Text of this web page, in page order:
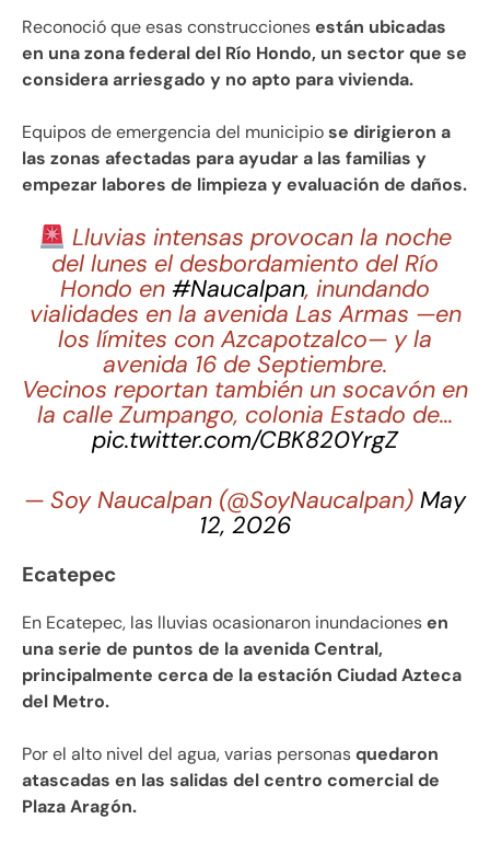
Reconoció que esas construccionesestán ubicadas
en una zona federal del Río Hondo, un sector que se
considera arriesgado y no apto para vivienda.
Equipos de emergencia del municipiose dirigieron a
las zonas afectadas para ayudar a las familias y
empezar labores de limpieza y evaluación de daños.
Lluvias intensas provocan la noche
del lunes el desbordamiento del Río
Hondo en #Naucalpan, inundando
vialidades en la avenida Las Armas —en
los límites con Azcapotzalco— y la
avenida 16 de Septiembre.
Vecinos reportan también un socavón en
la calle Zumpango, colonia Estado de…
pic.twitter.com/CBK820YrgZ
— Soy Naucalpan (@SoyNaucalpan) May
12, 2026
Ecatepec
En Ecatepec, las lluvias ocasionaron inundacionesen
una serie de puntos de la avenida Central,
principalmente cerca de la estación Ciudad Azteca
del Metro.
Por el alto nivel del agua, varias personasquedaron
atascadas en las salidas del centro comercial de
Plaza Aragón.